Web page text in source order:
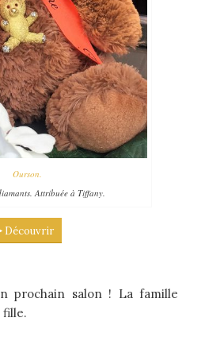
Ourson.
Attribuée à Tiffany.
Découvrir
prochain salon ! La famille
fille.